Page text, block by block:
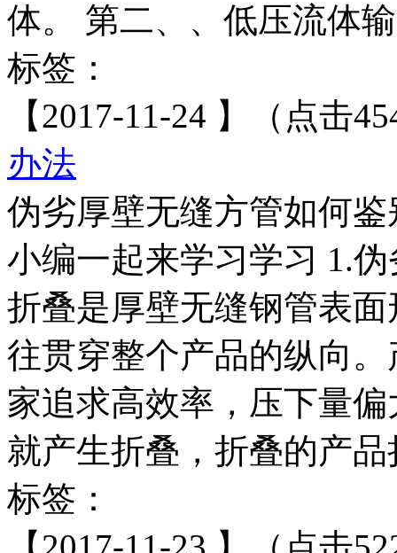
体。 第二、、低压流体
标签：
【2017-11-24 】（点击
办法
伪劣厚壁无缝方管如何
小编一起来学习学习 1.
折叠是厚壁无缝钢管表
往贯穿整个产品的纵向
家追求高效率，压下量
就产生折叠，折叠的产
标签：